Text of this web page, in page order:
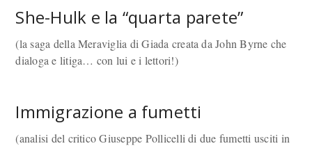
She-Hulk e la “quarta parete”
(la saga della Meraviglia di Giada creata da John Byrne che
dialoga e litiga… con lui e i lettori!)
Immigrazione a fumetti
(analisi del critico Giuseppe Pollicelli di due fumetti usciti in